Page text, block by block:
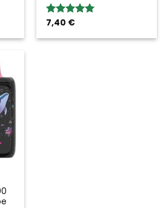
Bewertung:
7,40 €